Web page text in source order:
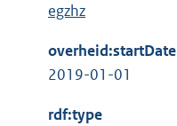
egzhz
overheid:startDate
2019-01-01
rdf:type